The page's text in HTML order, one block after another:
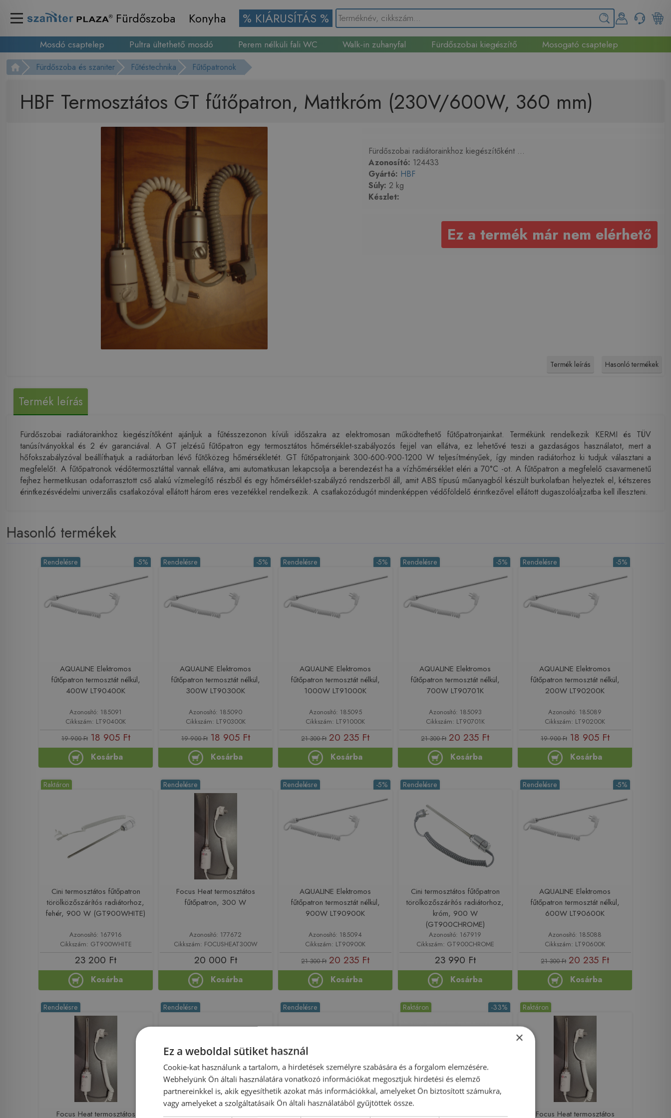
Fürdőszoba Konyha % KIÁRUSÍTÁS %
Mosdó csaptelep Pultra ültethető mosdó Perem nélküli fali WC Walk-in zuhanyfal Fürdőszobai kiegészítő
Mosogató csaptelep
Fürdőszoba és szaniter Fűtéstechnika Fűtőpatronok
HBF Termosztátos GT fűtőpatron, Mattkróm (230V/600W, 360 mm)
Fürdőszobai radiátorainkhoz kiegészítőként ...
Azonosító: 124433
Gyártó: HBF
Súly: 2 kg
Készlet:
Ez a termék már nem elérhető
Termék leírás Hasonló termékek
Termék leírás
Fürdőszobai radiátorainkhoz kiegészítőként ajánljuk a fűtésszezonon kívüli időszakra az elektromosan működtethető fűtőpatronjainkat. Termékünk rendelkezik KERMI és TÜV
tanúsítványokkal és 2 év garanciával. A GT jelzésű fűtőpatron egy termosztátos hőmérséklet-szabályozós fejjel van ellátva, ez lehetővé teszi a gazdaságos használatot, mert a
hőfokszabályzóval beállíthatjuk a radiátorban lévő fűtőközeg hőmérsékletét. GT fűtőpatronjaink 300-600-900-1200 W teljesítményűek, így minden radiátorhoz ki tudjuk választani a
megfelelőt. A fűtőpatronok védőtermosztáttal vannak ellátva, ami automatikusan lekapcsolja a berendezést ha a vízhőmérséklet eléri a 70°C -ot. A fűtőpatron a megfelelő csavarmenetű
fejhez hermetikusan odaforrasztott cső alakú vízmelegítő részből és egy hőmérséklet-szabályzó rendszerből áll, amit ABS típusú műanyagból készült burkolatban helyeztek el, kétszeres
érintkezésvédelmi univerzális csatlakozóval ellátott három eres vezetékkel rendelkezik. A csatlakozódugót mindenképpen védőföldelő érintkezővel ellátott dugaszolóaljzatba kell illeszteni.
Hasonló termékek
-5%
Rendelésre
AQUALINE Elektromos
fűtőpatron termosztát nélkül,
400W LT90400K
Azonosító: 185091
Cikkszám: LT90400K
19 900 Ft 18 905 Ft
Kosárba
-5%
Rendelésre
AQUALINE Elektromos
fűtőpatron termosztát nélkül,
300W LT90300K
Azonosító: 185090
Cikkszám: LT90300K
19 900 Ft 18 905 Ft
Kosárba
-5%
Rendelésre
AQUALINE Elektromos
fűtőpatron termosztát nélkül,
1000W LT91000K
Azonosító: 185095
Cikkszám: LT91000K
21 300 Ft 20 235 Ft
Kosárba
-5%
Rendelésre
AQUALINE Elektromos
fűtőpatron termosztát nélkül,
700W LT90701K
Azonosító: 185093
Cikkszám: LT90701K
21 300 Ft 20 235 Ft
Kosárba
-5%
Rendelésre
AQUALINE Elektromos
fűtőpatron termosztát nélkül,
200W LT90200K
Azonosító: 185089
Cikkszám: LT90200K
19 900 Ft 18 905 Ft
Kosárba
Raktáron
Cini termosztátos fűtőpatron
törölközőszárítós radiátorhoz,
fehér, 900 W (GT900WHITE)
Azonosító: 167916
Cikkszám: GT900WHITE
23 200 Ft
Kosárba
Rendelésre
Focus Heat termosztátos
fűtőpatron, 300 W
Azonosító: 177672
Cikkszám: FOCUSHEAT300W
20 000 Ft
Kosárba
-5%
Rendelésre
AQUALINE Elektromos
fűtőpatron termosztát nélkül,
900W LT90900K
Azonosító: 185094
Cikkszám: LT90900K
21 300 Ft 20 235 Ft
Kosárba
Rendelésre
Cini termosztátos fűtőpatron
törölközőszárítós radiátorhoz,
króm, 900 W
(GT900CHROME)
Azonosító: 167919
Cikkszám: GT900CHROME
23 990 Ft
Kosárba
-5%
Rendelésre
AQUALINE Elektromos
fűtőpatron termosztát nélkül,
600W LT90600K
Azonosító: 185088
Cikkszám: LT90600K
21 300 Ft 20 235 Ft
Kosárba
Rendelésre
Focus Heat termosztátos
Rendelésre
Cini termosztátos fűtőpatron
Rendelésre
Cini termosztátos fűtőpatron
-33%
Raktáron
Még 1 db ezen az áron!
RADECO NORD fűtőpatron,
Raktáron
Focus Heat termosztátos
×
Ez a weboldal sütiket használ
Cookie-kat használunk a tartalom, a hirdetések személyre szabására és a forgalom elemzésére.
Webhelyünk Ön általi használatára vonatkozó információkat megosztjuk hirdetési és elemző
partnereinkkel is, akik egyesíthetik azokat más információkkal, amelyeket Ön biztosított számukra,
vagy amelyeket a szolgáltatásaik Ön általi használatából gyűjtöttek össze.